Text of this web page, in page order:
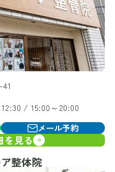
/ 15:00～20:00
メール予約
を見る
整体院